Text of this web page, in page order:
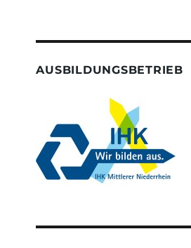
AUSBILDUNGSBETRIEB